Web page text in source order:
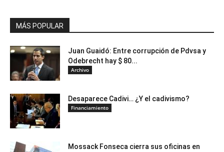
MÁS POPULAR
Juan Guaidó: Entre corrupción de Pdvsa y
Odebrecht hay $ 80...
Archivo
Desaparece Cadivi… ¿Y el cadivismo?
Financiamiento
Mossack Fonseca cierra sus oficinas en